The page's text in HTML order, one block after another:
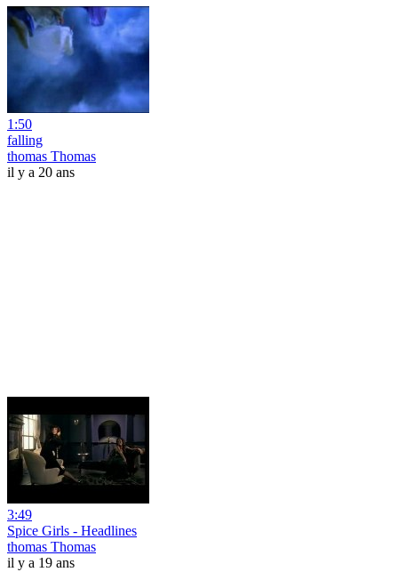
1:50
falling
thomas Thomas
il y a 20 ans
3:49
Spice Girls - Headlines
thomas Thomas
il y a 19 ans